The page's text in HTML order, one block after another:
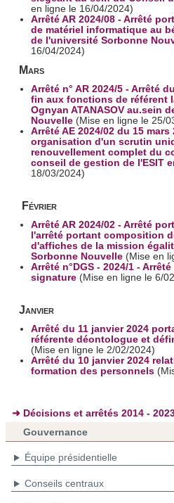
en ligne le 16/04/2024)
Arrêté AR 2024/08 - Arrêté
de matériel informatique au
de l'université Sorbonne
16/04/2024)
Mars
Arrêté n° AR 2024/5 - Arrêté
fin aux fonctions de référent
Ognyan ATANASOV au.sein
Nouvelle (Mise en ligne le 25/
Arrêté AE 2024/02 du 15
organisation d'un scrutin
renouvellement complet du
conseil de gestion de l'ESIT
18/03/2024)
Février
Arrêté AR 2024/02 - Arrêté
l'arrêté portant composition
d'affiches de la mission
Sorbonne Nouvelle (Mise en
Arrêté n°DGS - 2024/1 -
signature (Mise en ligne le 6/
Janvier
Arrêté du 11 janvier 2024
référente déontologue et
(Mise en ligne le 2/02/2024)
Arrêté du 10 janvier 2024
formation des personnels
➜ Décisions et arrêtés 2014 -
Gouvernance
Équipe présidentielle
Conseils centraux